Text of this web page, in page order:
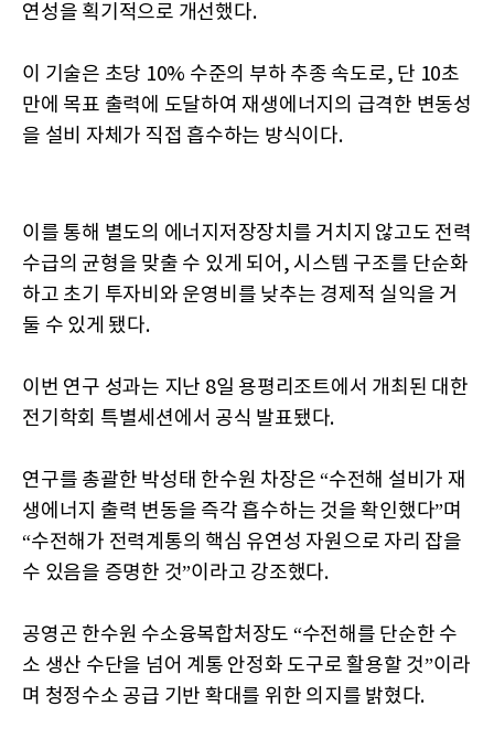
연성을 획기적으로 개선했다.
이 기술은 초당 10% 수준의 부하 추종 속도로, 단 10초
만에 목표 출력에 도달하여 재생에너지의 급격한 변동성
을 설비 자체가 직접 흡수하는 방식이다.
이를 통해 별도의 에너지저장장치를 거치지 않고도 전력
수급의 균형을 맞출 수 있게 되어, 시스템 구조를 단순화
하고 초기 투자비와 운영비를 낮추는 경제적 실익을 거
둘 수 있게 됐다.
이번 연구 성과는 지난 8일 용평리조트에서 개최된 대한
전기학회 특별세션에서 공식 발표됐다.
연구를 총괄한 박성태 한수원 차장은 “수전해 설비가 재
생에너지 출력 변동을 즉각 흡수하는 것을 확인했다”며
“수전해가 전력계통의 핵심 유연성 자원으로 자리 잡을
수 있음을 증명한 것”이라고 강조했다.
공영곤 한수원 수소융복합처장도 “수전해를 단순한 수
소 생산 수단을 넘어 계통 안정화 도구로 활용할 것”이라
며 청정수소 공급 기반 확대를 위한 의지를 밝혔다.